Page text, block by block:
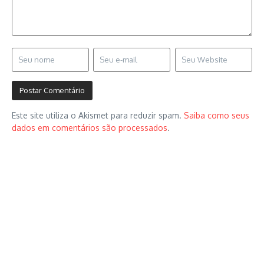
Este site utiliza o Akismet para reduzir spam. Saiba como seus
dados em comentários são processados.